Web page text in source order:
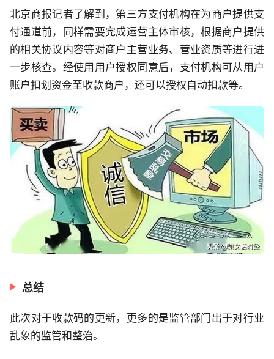
北京商报记者了解到，第三方支付机构在为商户提供支
付通道前，同样需要完成运营主体审核，根据商户提供
的相关协议内容等对商户主营业务、营业资质等进行进
一步核查。经使用用户授权同意后，支付机构可从用户
账户扣划资金至收款商户，还可以授权自动扣款等。
总结
此次对于收款码的更新，更多的是监管部门出于对行业
乱象的监管和整治。